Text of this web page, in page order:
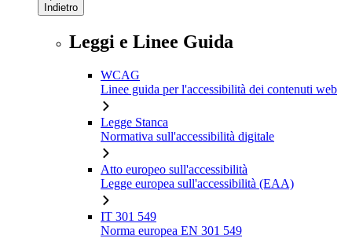
Indietro
Leggi e Linee Guida
WCAG
Linee guida per l'accessibilità dei contenuti web
Legge Stanca
Normativa sull'accessibilità digitale
Atto europeo sull'accessibilità
Legge europea sull'accessibilità (EAA)
IT 301 549
Norma europea EN 301 549